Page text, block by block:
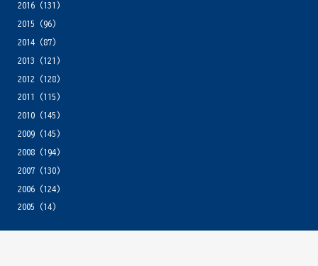
2016(131)
2015 (96)
2014(87)
2013 (121)
2012 (128)
2011
(115)
2010(145)
2009(145)
2008(194)
2007(130)
2006(124)
2005 (14)